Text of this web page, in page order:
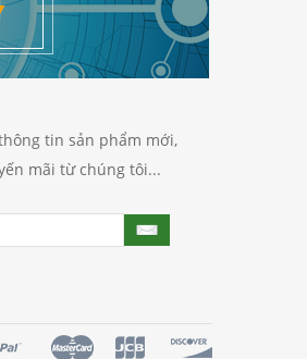
tin sản phẩm mới,
mãi từ chúng tôi...